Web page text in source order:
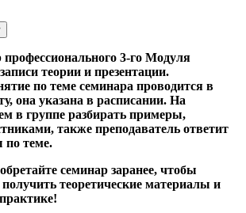
3-го Модуля
теории и презентации.
по теме семинара проводится в
она указана в расписании. На
в группе разбирать примеры,
также преподаватель ответит
по теме.
семинар заранее, чтобы
получить теоретические материалы и